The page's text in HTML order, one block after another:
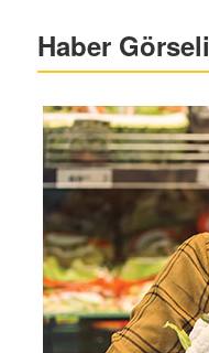
Haber Görseli